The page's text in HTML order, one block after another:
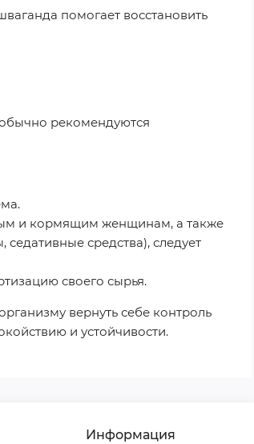
помогает восстановить
рекомендуются
и кормящим женщинам, а также
средства), следует
своего сырья.
вернуть себе контроль
и устойчивости.
Информация